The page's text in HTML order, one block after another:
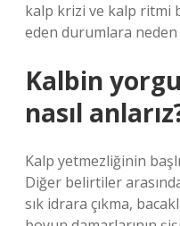
kalp krizi ve kalp ritmi
eden durumlara
Kalbin
nasıl
Kalp yetmezliğinin
Diğer belirtiler
sık idrara çıkma,